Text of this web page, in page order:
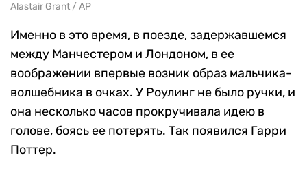
Alastair Grant / AP
Именно в это время, в поезде, задержавшемся
между Манчестером и Лондоном, в ее
воображении впервые возник образ мальчика-
волшебника в очках. У Роулинг не было ручки, и
она несколько часов прокручивала идею в
голове, боясь ее потерять. Так появился Гарри
Поттер.